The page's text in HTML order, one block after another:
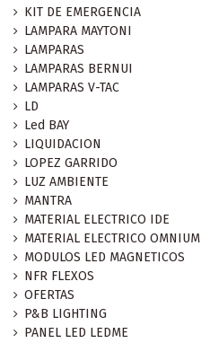
KIT DE EMERGENCIA
LAMPARA MAYTONI
LAMPARAS
LAMPARAS BERNUI
LAMPARAS V-TAC
LD
Led BAY
LIQUIDACION
LOPEZ GARRIDO
LUZ AMBIENTE
MANTRA
MATERIAL ELECTRICO IDE
MATERIAL ELECTRICO OMNIUM
MODULOS LED MAGNETICOS
NFR FLEXOS
OFERTAS
P&B LIGHTING
PANEL LED LEDME